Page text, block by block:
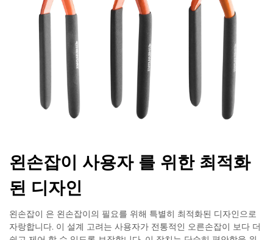
왼손잡이 사용자 를 위한 최적화
된 디자인
왼손잡이 은 왼손잡이의 필요를 위해 특별히 최적화된 디자인으로
자랑합니다. 이 설계 고려는 사용자가 전통적인 오른손잡이 보다 더